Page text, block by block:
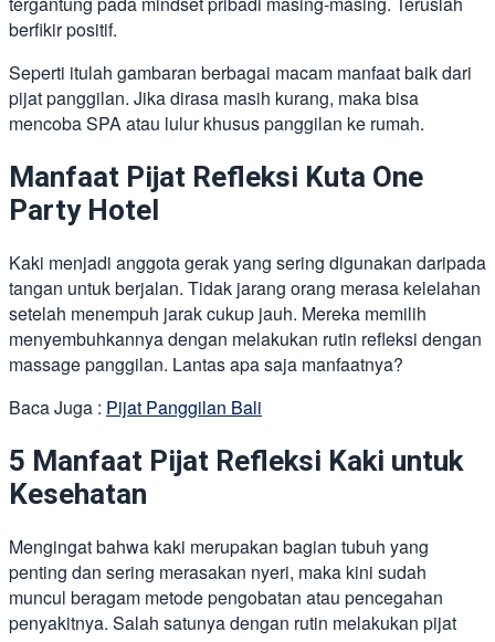
berfikir positif.
Seperti itulah gambaran berbagai macam manfaat baik dari
pijat panggilan. Jika dirasa masih kurang, maka bisa
mencoba SPA atau lulur khusus panggilan ke rumah.
Manfaat Pijat Refleksi Kuta One
Party Hotel
Kaki menjadi anggota gerak yang sering digunakan daripada
tangan untuk berjalan. Tidak jarang orang merasa kelelahan
setelah menempuh jarak cukup jauh. Mereka memilih
menyembuhkannya dengan melakukan rutin refleksi dengan
massage panggilan. Lantas apa saja manfaatnya?
Baca Juga : Pijat Panggilan Bali
5 Manfaat Pijat Refleksi Kaki untuk
Kesehatan
Mengingat bahwa kaki merupakan bagian tubuh yang
penting dan sering merasakan nyeri, maka kini sudah
muncul beragam metode pengobatan atau pencegahan
penyakitnya. Salah satunya dengan rutin melakukan pijat